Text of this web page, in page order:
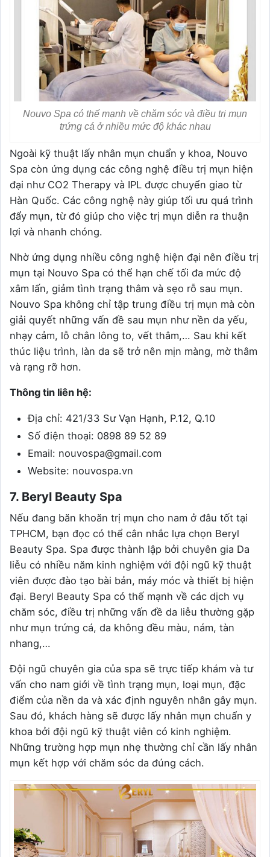
Nouvo Spa có thế mạnh về chăm sóc và điều trị mụn
trứng cá ở nhiều mức độ khác nhau
Ngoài kỹ thuật lấy nhân mụn chuẩn y khoa, Nouvo
Spa còn ứng dụng các công nghệ điều trị mụn hiện
đại như CO2 Therapy và IPL được chuyển giao từ
Hàn Quốc. Các công nghệ này giúp tối ưu quá trình
đẩy mụn, từ đó giúp cho việc trị mụn diễn ra thuận
lợi và nhanh chóng.
Nhờ ứng dụng nhiều công nghệ hiện đại nên điều trị
mụn tại Nouvo Spa có thể hạn chế tối đa mức độ
xâm lấn, giảm tình trạng thâm và sẹo rỗ sau mụn.
Nouvo Spa không chỉ tập trung điều trị mụn mà còn
giải quyết những vấn đề sau mụn như nền da yếu,
nhạy cảm, lỗ chân lông to, vết thâm,… Sau khi kết
thúc liệu trình, làn da sẽ trở nên mịn màng, mờ thâm
và rạng rỡ hơn.
Thông tin liên hệ:
Địa chỉ: 421/33 Sư Vạn Hạnh, P.12, Q.10
Số điện thoại: 0898 89 52 89
Email: nouvospa@gmail.com
Website: nouvospa.vn
7. Beryl Beauty Spa
Nếu đang băn khoăn trị mụn cho nam ở đâu tốt tại
TPHCM, bạn đọc có thể cân nhắc lựa chọn Beryl
Beauty Spa. Spa được thành lập bởi chuyên gia Da
liễu có nhiều năm kinh nghiệm với đội ngũ kỹ thuật
viên được đào tạo bài bản, máy móc và thiết bị hiện
đại. Beryl Beauty Spa có thế mạnh về các dịch vụ
chăm sóc, điều trị những vấn đề da liễu thường gặp
như mụn trứng cá, da không đều màu, nám, tàn
nhang,…
Đội ngũ chuyên gia của spa sẽ trực tiếp khám và tư
vấn cho nam giới về tình trạng mụn, loại mụn, đặc
điểm của nền da và xác định nguyên nhân gây mụn.
Sau đó, khách hàng sẽ được lấy nhân mụn chuẩn y
khoa bởi đội ngũ kỹ thuật viên có kinh nghiệm.
Những trường hợp mụn nhẹ thường chỉ cần lấy nhân
mụn kết hợp với chăm sóc da đúng cách.